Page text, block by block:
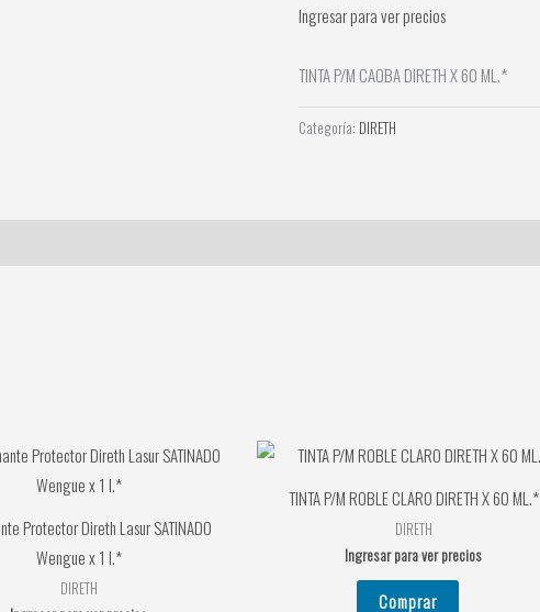
Ingresar para ver precios
TINTA P/M CAOBA DIRETH X 60 ML.*
Categoría: DIRETH
Protector Direth Lasur SATINADO
Wengue x 1 l.*
DIRETH
TINTA P/M ROBLE CLARO DIRETH X 60 ML.*
DIRETH
Ingresar para ver precios
Comprar